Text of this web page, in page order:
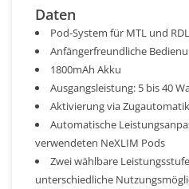
Daten
Pod-System für MTL und RDL
Anfängerfreundliche
1800mAh Akku
Ausgangsleistung: 5 bis 40
Aktivierung via Zugautomatik
Automatische
verwendeten NeXLIM Pods
Zwei wählbare
unterschiedliche